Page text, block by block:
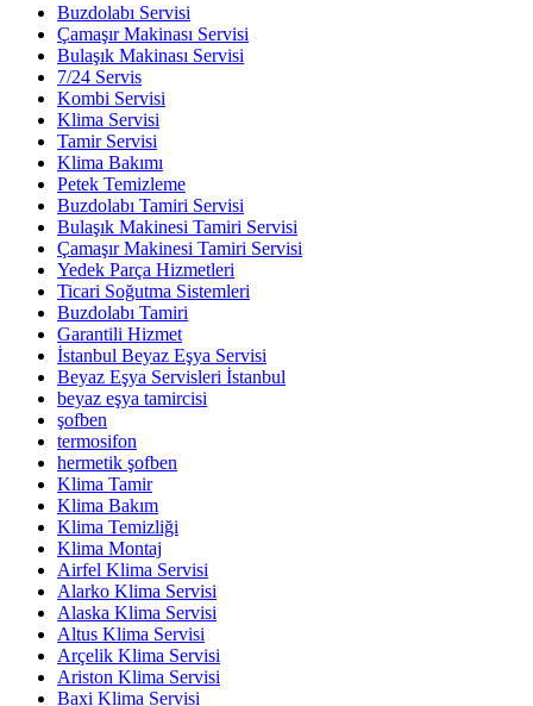
Buzdolabı Servisi
Çamaşır Makinası Servisi
Bulaşık Makinası Servisi
7/24 Servis
Kombi Servisi
Klima Servisi
Tamir Servisi
Klima Bakımı
Petek Temizleme
Buzdolabı Tamiri Servisi
Bulaşık Makinesi Tamiri Servisi
Çamaşır Makinesi Tamiri Servisi
Yedek Parça Hizmetleri
Ticari Soğutma Sistemleri
Buzdolabı Tamiri
Garantili Hizmet
İstanbul Beyaz Eşya Servisi
Beyaz Eşya Servisleri İstanbul
beyaz eşya tamircisi
şofben
termosifon
hermetik şofben
Klima Tamir
Klima Bakım
Klima Temizliği
Klima Montaj
Airfel Klima Servisi
Alarko Klima Servisi
Alaska Klima Servisi
Altus Klima Servisi
Arçelik Klima Servisi
Ariston Klima Servisi
Baxi Klima Servisi